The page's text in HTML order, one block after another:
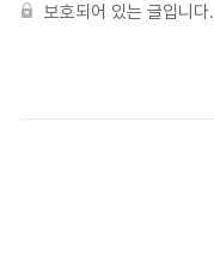
보호되어 있는 글입니다.